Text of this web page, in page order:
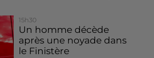
15h30
Un homme décède
après une noyade dans
le Finistère